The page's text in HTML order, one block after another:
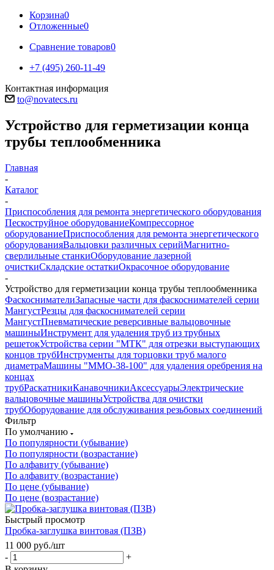
Корзина0
Отложенные0
Сравнение товаров0
+7 (495) 260-11-49
Контактная информация
to@novatecs.ru
Устройство для герметизации конца
трубы теплообменника
Главная
-
Каталог
-
Приспособления для ремонта энергетического оборудования
Пескоструйное оборудованиеКомпрессорное
оборудованиеПриспособления для ремонта энергетического
оборудованияВальцовки различных серийМагнитно-
сверлильные станкиОборудование лазерной
очисткиСкладские остаткиОкрасочное оборудование
-
Устройство для герметизации конца трубы теплообменника
ФаскоснимателиЗапасные части для фаскоснимателей серии
МангустРезцы для фаскоснимателей серии
МангустПневматические реверсивные вальцовочные
машиныИнструмент для удаления труб из трубных
решетокУстройства серии "МТК" для отрезки выступающих
концов трубИнструменты для торцовки труб малого
диаметраМашины "ММО-38-100" для удаления оребрения на
концах
трубРаскатникиКанавочникиАксессуарыЭлектрические
вальцовочные машиныУстройства для очистки
трубОборудование для обслуживания резьбовых соединений
Фильтр
По умолчанию
По популярности (убывание)
По популярности (возрастание)
По алфавиту (убывание)
По алфавиту (возрастание)
По цене (убывание)
По цене (возрастание)
Быстрый просмотр
Пробка-заглушка винтовая (ПЗВ)
11 000 руб./шт
-
+